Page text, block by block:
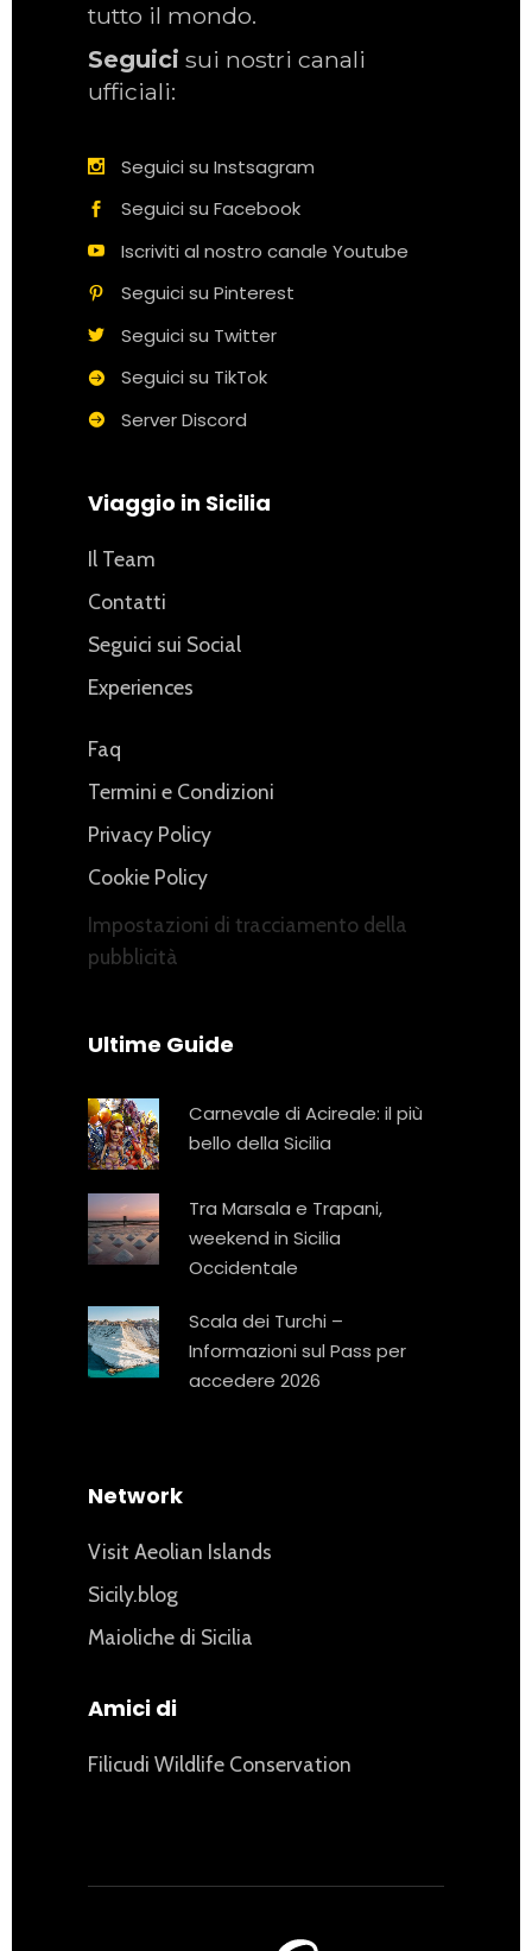
tutto il mondo.
Seguici sui nostri canali
ufficiali:
Seguici su Instsagram
Seguici su Facebook
Iscriviti al nostro canale Youtube
Seguici su Pinterest
Seguici su Twitter
Seguici su TikTok
Server Discord
Viaggio in Sicilia
Il Team
Contatti
Seguici sui Social
Experiences
Faq
Termini e Condizioni
Privacy Policy
Cookie Policy
Impostazioni di tracciamento della
pubblicità
Ultime Guide
Carnevale di Acireale: il più
bello della Sicilia
Tra Marsala e Trapani,
weekend in Sicilia
Occidentale
Scala dei Turchi –
Informazioni sul Pass per
accedere 2026
Network
Visit Aeolian Islands
Sicily.blog
Maioliche di Sicilia
Amici di
Filicudi Wildlife Conservation